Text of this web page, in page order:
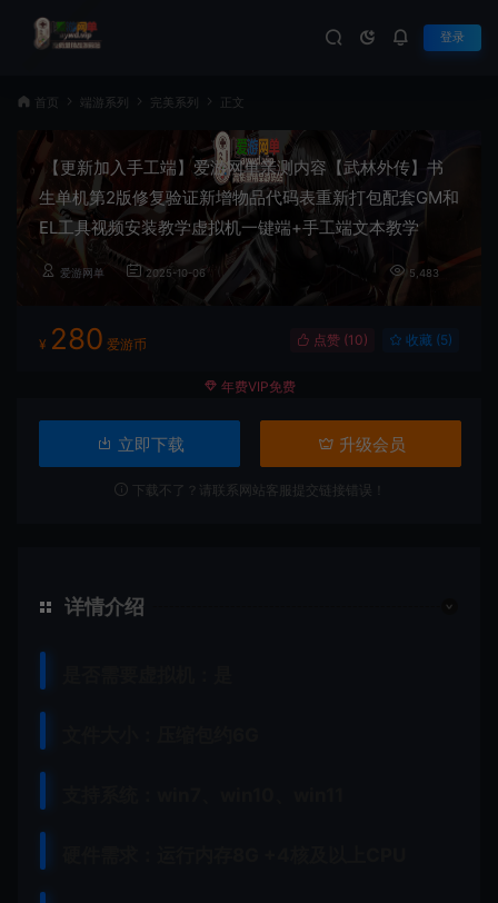
登录
首页 端游系列 完美系列 正文
【更新加入手工端】爱游网单亲测内容【武林外传】书
生单机第2版修复验证新增物品代码表重新打包配套GM和
EL工具视频安装教学虚拟机一键端+手工端文本教学
爱游网单 2025-10-06 5,483
¥ 280 爱游币 点赞 (10) 收藏 (5)
年费VIP免费
立即下载 升级会员
下载不了？请联系网站客服提交链接错误！
详情介绍